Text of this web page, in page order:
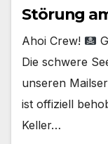
Störung
Ahoi Crew!
Die schwere
unseren
ist offiziell
Keller…